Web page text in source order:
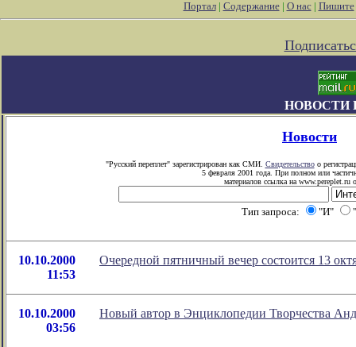
Портал| Содержание| О нас| Пишите
НОВОСТИ
Новости
"Русский переплет" зарегистрирован как СМИ. Свидетельствоо
5 февраля 2001 года. При полном или
материалов ссылка на www.pereplet.ru
Тип запроса: "И"
10.10.2000
11:53
Очередной пятничный вечер состоится 13
10.10.2000
03:56
Новый автор в Энциклопедии Творчества